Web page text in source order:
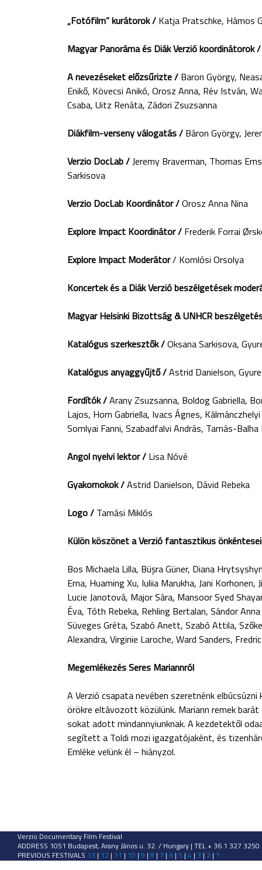
„Fotófilm” kurátorok / Katja Pratschke, Hámos
Magyar Panoráma és Diák Verzió koordinátorok /
A nevezéseket előzsűrizte / Baron György,
Enikő, Kövecsi Anikó, Orosz Anna, Rév István,
Csaba, Uitz Renáta, Zádori Zsuzsanna
Diákfilm-verseny válogatás / Báron György,
Verzio DocLab / Jeremy Braverman, Thomas
Sarkisova
Verzio DocLab Koordinátor /Orosz Anna Nina
Explore Impact Koordinátor / Frederik Forrai
Explore Impact Moderátor/ Komlósi Orsolya
Koncertek és a Diák Verzió beszélgetések
Magyar Helsinki Bizottság & UNHCR
Katalógus szerkesztők /Oksana Sarkisova,
Katalógus anyaggyűjtő /Astrid Danielson,
Fordítók /Arany Zsuzsanna, Boldog Gabriella,
Lajos, Horn Gabriella, Ivacs Ágnes,
Somlyai Fanni, Szabadfalvi András, Tamás-
Angol nyelvi lektor / Lisa Nóvé
Gyakornokok /Astrid Danielson, Dávid Rebeka
Logo / Tamási Miklós
Külön köszönet a Verzió fantasztikus
Bos Michaela Lilla, Büşra Güner, Diana
Erna, Huaming Xu, Iuliia Marukha, Jani
Lucie Janotová, Major Sára, Mansoor Syed
Éva, Tóth Rebeka, Rehling Bertalan, Sándor
Süveges Gréta, Szabó Anett, Szabó Attila,
Alexandra, Virginie Laroche, Ward Sanders,
Megemlékezés Seres Mariannról
A Verzió csapata nevében szeretnénk
örökre eltávozott közülünk. Mariann remek
sokat adott mindannyiunknak. A kezdetektől
segített a Toldi mozi igazgatójaként, és
Emléke velünk él – hiányzol.
Verzio Documentary Film Festival
ADDRESS 1051 Budapest, Arany János u. 32. / Hungary | TEL + 36 1 327
PREVIOUS FESTIVALS 13 | 12 | 11 | 10 | 9 | 8 | 7 | 6 | 5 | 4 | 3 | 2 | 1